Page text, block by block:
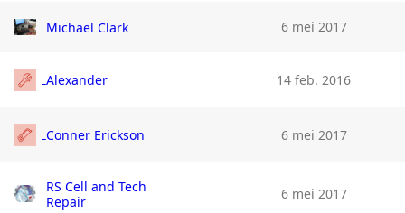
Michael Clark 6 mei 2017
Alexander 14 feb. 2016
Conner Erickson 6 mei 2017
RS Cell and Tech
Repair
6 mei 2017